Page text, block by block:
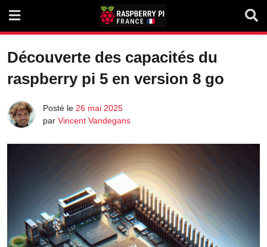
content
Découverte des capacités du
raspberry pi 5 en version 8 go
Posté le 26 mai 2025
par Vincent Vandegans